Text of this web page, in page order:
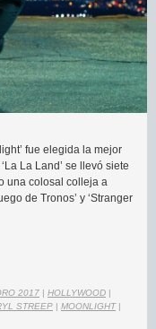
fue elegida la mejor
La Land’ se llevó siete
una colosal colleja a
de Tronos’ y ‘Stranger
2017 | HOLLYWOOD |
STREEP | MOONLIGHT|